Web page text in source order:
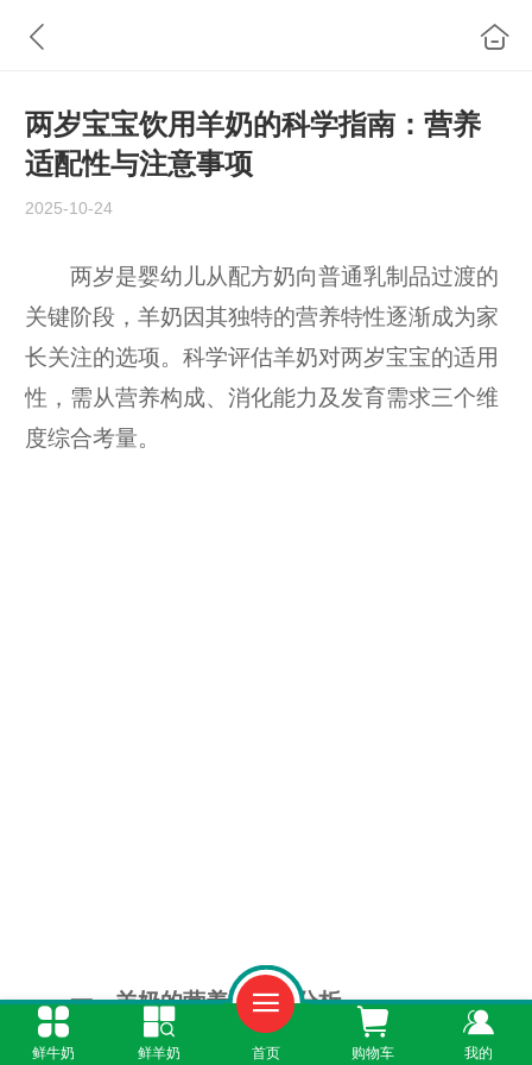
两岁宝宝饮用羊奶的科学指南：营养
适配性与注意事项
2025-10-24
两岁是婴幼儿从配方奶向普通乳制品过渡的
关键阶段，羊奶因其独特的营养特性逐渐成为家
长关注的选项。科学评估羊奶对两岁宝宝的适用
性，需从营养构成、消化能力及发育需求三个维
度综合考量。
一、羊奶的营养适配性分析
鲜牛奶 鲜羊奶 首页 购物车 我的